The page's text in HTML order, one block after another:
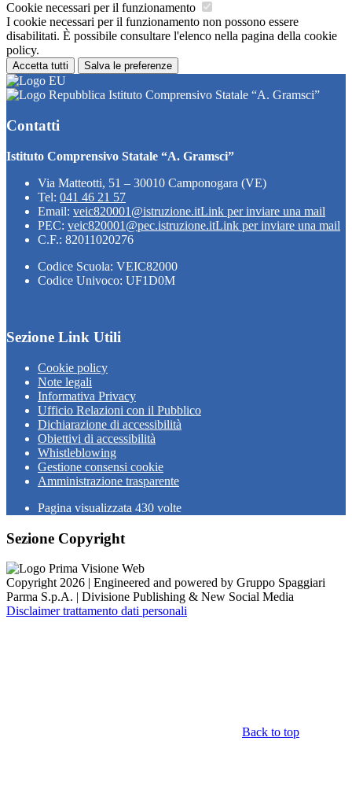
Cookie necessari per il funzionamento
I cookie necessari per il funzionamento non possono essere
disabilitati. È possibile consultare l'elenco nella pagina della cookie
policy.
Accetta tutti Salva le preferenze
Istituto Comprensivo Statale “A. Gramsci”
Contatti
Istituto Comprensivo Statale “A. Gramsci”
Via Matteotti, 51 – 30010 Camponogara (VE)
Tel: 041 46 21 57
Email: veic820001@istruzione.itLink per inviare una mail
PEC: veic820001@pec.istruzione.itLink per inviare una mail
C.F.: 82011020276
Codice Scuola: VEIC82000
Codice Univoco: UF1D0M
Sezione Link Utili
Cookie policy
Note legali
Informativa Privacy
Ufficio Relazioni con il Pubblico
Dichiarazione di accessibilità
Obiettivi di accessibilità
Whistleblowing
Gestione consensi cookie
Amministrazione trasparente
Pagina visualizzata 430 volte
Sezione Copyright
Copyright 2026 | Engineered and powered by Gruppo Spaggiari
Parma S.p.A. | Divisione Publishing & New Social Media
Disclaimer trattamento dati personali
Back to top